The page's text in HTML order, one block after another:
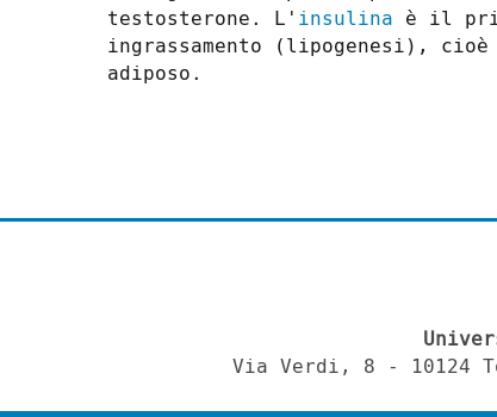
testosterone. L' insulina è il
ingrassamento (lipogenesi),
adiposo.
Via Verdi, 8 - 10124